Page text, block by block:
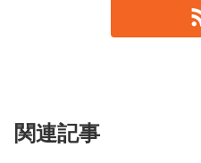
関連記事